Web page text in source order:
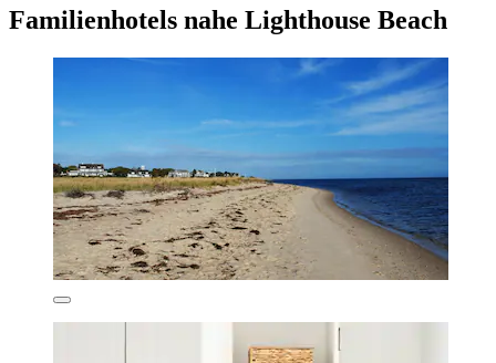
Familienhotels nahe Lighthouse Beach